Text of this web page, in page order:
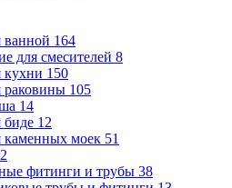
ванной 164
для смесителей 8
кухни 150
раковины 105
14
биде 12
каменных моек 51
фитинги и трубы 38